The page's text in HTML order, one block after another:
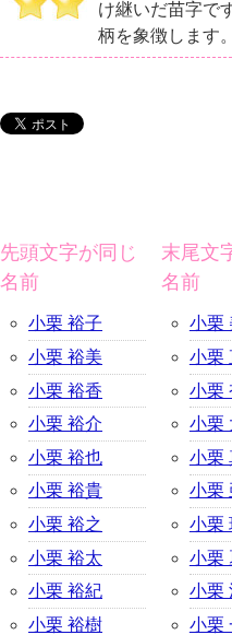
け継いだ苗字で
柄を象徴します。
先頭文字が同じ
名前
小栗 裕子
小栗 裕美
小栗 裕香
小栗 裕介
小栗 裕也
小栗 裕貴
小栗 裕之
小栗 裕太
小栗 裕紀
小栗 裕樹
末尾文
名前
小栗
小栗
小栗
小栗
小栗
小栗
小栗
小栗
小栗
小栗